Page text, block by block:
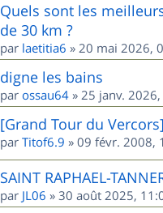
Quels sont les
de 30 km ?
par laetitia6 » 20 mai 2026,
digne les bains
par ossau64 » 25 janv. 2026,
[Grand Tour du
par Titof6.9 » 09 févr. 2008,
SAINT RAPHAEL-
par JL06 » 30 août 2025,